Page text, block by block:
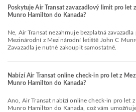
Poskytuje Air Transat zavazadlový limit pro let
Munro Hamilton do Kanada?
Ne, Air Transat nezahrnuje bezplatná zavazadla pro lety Domácí &
Mezinárodní z Mezinárodní letiště John C
Zavazadla je nutné zakoupit samostatně.
Nabízí Air Transat online check-in pro let z
Munro Hamilton do Kanada?
Ano, Air Transat nabízí online check-in pro let z Mezinárodní letiště John C
Munro Hamilton do Kanada, což vám